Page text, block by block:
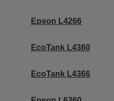
Epson L4266
EcoTank L4360
EcoTank L4366